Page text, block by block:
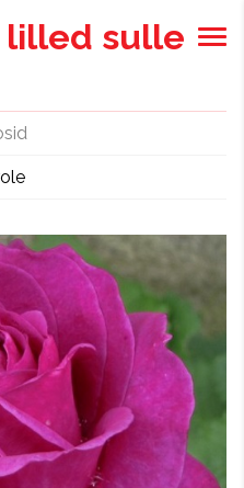
lilled sulle